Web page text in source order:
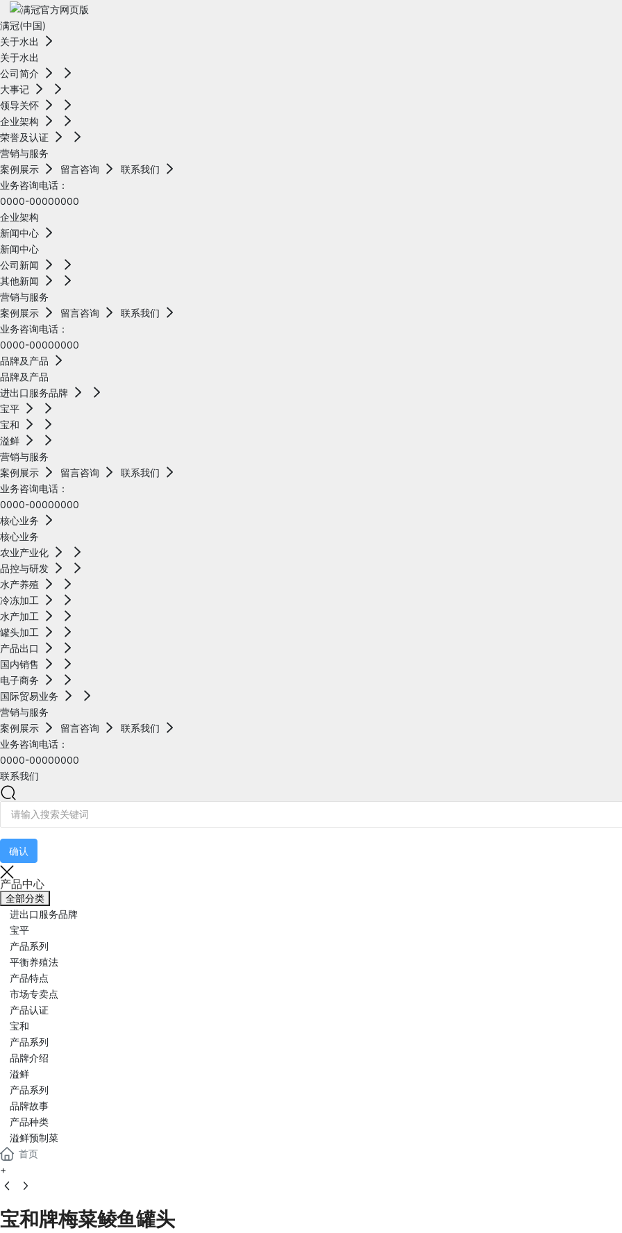
满冠(中国)
关于水出
关于水出
公司简介
大事记
领导关怀
企业架构
荣誉及认证
营销与服务
案例展示
留言咨询
联系我们
业务咨询电话：
0000-00000000
企业架构
新闻中心
新闻中心
公司新闻
其他新闻
营销与服务
案例展示
留言咨询
联系我们
业务咨询电话：
0000-00000000
品牌及产品
品牌及产品
进出口服务品牌
宝平
宝和
溢鲜
营销与服务
案例展示
留言咨询
联系我们
业务咨询电话：
0000-00000000
核心业务
核心业务
农业产业化
品控与研发
水产养殖
冷冻加工
水产加工
罐头加工
产品出口
国内销售
电子商务
国际贸易业务
营销与服务
案例展示
留言咨询
联系我们
业务咨询电话：
0000-00000000
联系我们
确认
产品中心
全部分类
进出口服务品牌
宝平
产品系列
平衡养殖法
产品特点
市场专卖点
产品认证
宝和
产品系列
品牌介绍
溢鲜
产品系列
品牌故事
产品种类
溢鲜预制菜
首页
+
宝和牌梅菜鲮鱼罐头